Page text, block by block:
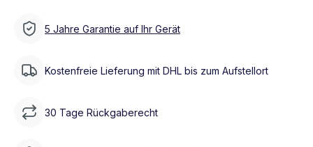
5 Jahre Garantie auf Ihr Gerät
Kostenfreie Lieferung mit DHL bis zum Aufstellort
30 Tage Rückgaberecht